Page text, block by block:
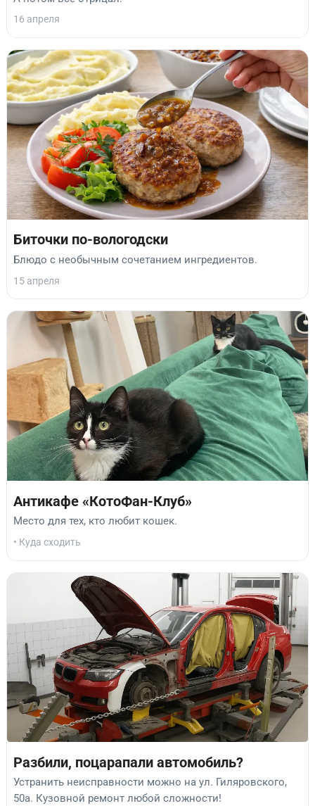
16 апреля
Биточки по-вологодски
Блюдо с необычным сочетанием ингредиентов.
15 апреля
Антикафе «КотоФан-Клуб»
Место для тех, кто любит кошек.
• Куда сходить
Разбили, поцарапали автомобиль?
Устранить неисправности можно на ул. Гиляровского,
50а. Кузовной ремонт любой сложности!